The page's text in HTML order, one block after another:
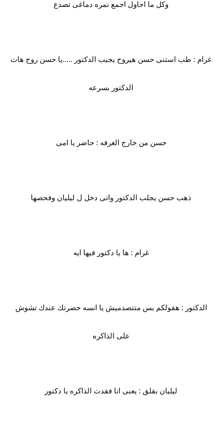
وكل ما احاول اجمع نمره دماغى تصدع
غرام : طب استنى حسن هيروح يجيب الدكتور .....يا حسن روح هات
الدكتور بسرعه
حسن من خارج الغرفه : حاضر يا امى
ذهب حسن يجلب الدكتور واتى دخل ل ليليان وفحصها
غرام : ها يا دكتور فيها ايه
الدكتور : هقولكم بس متتصدميش يا انسه حضرتك عندك تشوش
على الذاكره
ليليان بقلق : يعنى انا فقدت الذاكره يا دكتور